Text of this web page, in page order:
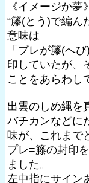
《イメージか夢
“籐(とう)で編ん
意味は
「プレが籐(へ
印していたが、
ことをあらわし
出雲のしめ縄を
バチカンなどに
味が、これまで
プレ=籐の封印
ました。
左中指にサイン